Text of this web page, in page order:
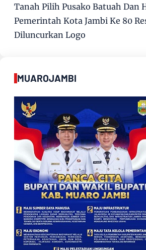
Tanah Pilih Pusako Batuah Dan
Pemerintah Kota Jambi Ke 80
Diluncurkan Logo
MUAROJAMBI